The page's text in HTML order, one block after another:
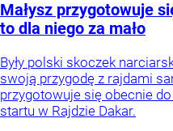
Małysz przygotowuje
to dla niego za mało
Były polski skoczek
swoją przygodę z rajdami
przygotowuje się obecnie
startu w Rajdzie Dakar.